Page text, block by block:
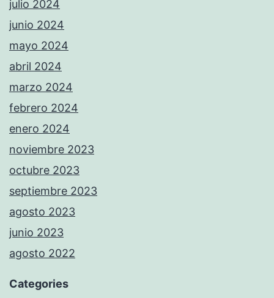
julio 2024
junio 2024
mayo 2024
abril 2024
marzo 2024
febrero 2024
enero 2024
noviembre 2023
octubre 2023
septiembre 2023
agosto 2023
junio 2023
agosto 2022
Categories